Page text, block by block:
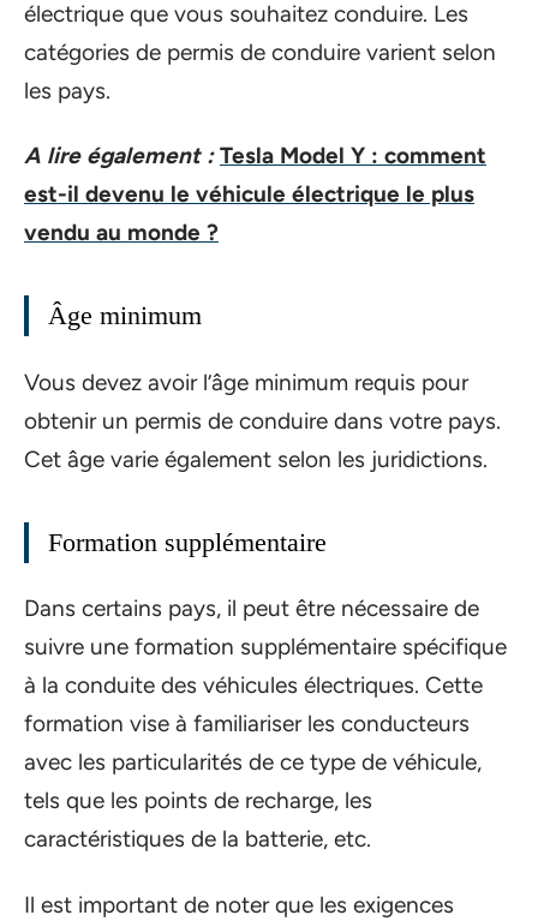
électrique que vous souhaitez conduire. Les
catégories de permis de conduire varient selon
les pays.
A lire également : Tesla Model Y : comment
est-il devenu le véhicule électrique le plus
vendu au monde ?
Âge minimum
Vous devez avoir l’âge minimum requis pour
obtenir un permis de conduire dans votre pays.
Cet âge varie également selon les juridictions.
Formation supplémentaire
Dans certains pays, il peut être nécessaire de
suivre une formation supplémentaire spécifique
à la conduite des véhicules électriques. Cette
formation vise à familiariser les conducteurs
avec les particularités de ce type de véhicule,
tels que les points de recharge, les
caractéristiques de la batterie, etc.
Il est important de noter que les exigences